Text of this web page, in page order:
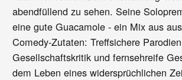
abendfüllend zu sehen. Seine
eine gute Guacamole - ein Mix aus
Comedy-Zutaten: Treffsichere
Gesellschaftskritik und fernsehreife
dem Leben eines widersprüchlichen